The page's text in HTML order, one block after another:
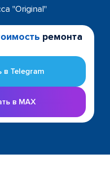
"Original"
ремонта
в Telegram
в MAX